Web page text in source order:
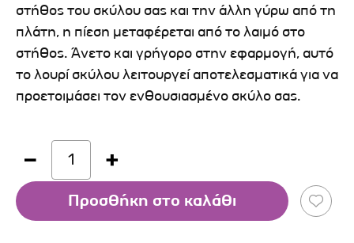
στήθος του σκύλου σας και την άλλη γύρω από τη
πλάτη, η πίεση μεταφέρεται από το λαιμό στο
στήθος. Άνετο και γρήγορο στην εφαρμογή, αυτό
το λουρί σκύλου λειτουργεί αποτελεσματικά για να
προετοιμάσει τον ενθουσιασμένο σκύλο σας.
1
Προσθήκη στο καλάθι